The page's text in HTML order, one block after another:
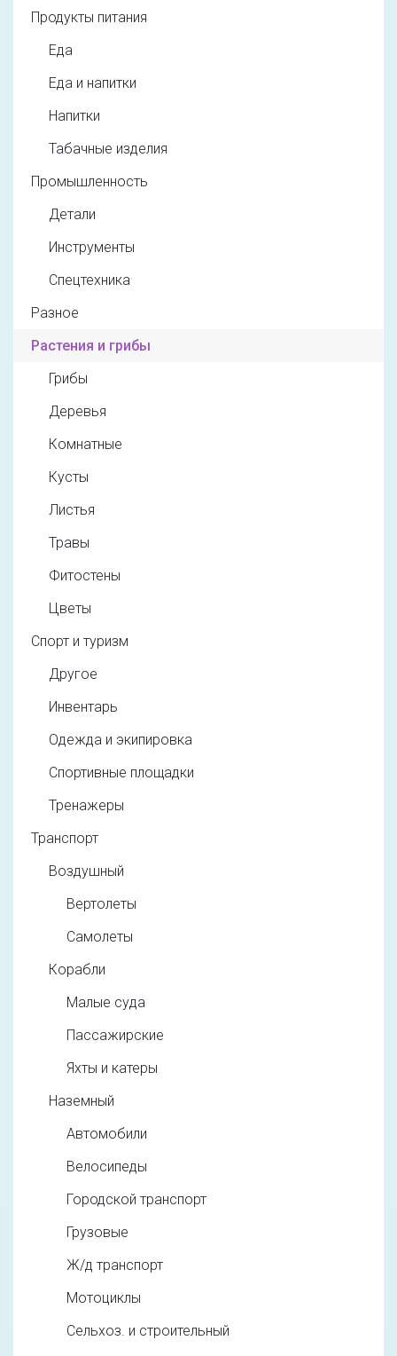
Продукты питания
Еда
Еда и напитки
Напитки
Табачные изделия
Промышленность
Детали
Инструменты
Спецтехника
Разное
Растения и грибы
Грибы
Деревья
Комнатные
Кусты
Листья
Травы
Фитостены
Цветы
Спорт и туризм
Другое
Инвентарь
Одежда и экипировка
Спортивные площадки
Тренажеры
Транспорт
Воздушный
Вертолеты
Самолеты
Корабли
Малые суда
Пассажирские
Яхты и катеры
Наземный
Автомобили
Велосипеды
Городской транспорт
Грузовые
Ж/д транспорт
Мотоциклы
Сельхоз. и строительный